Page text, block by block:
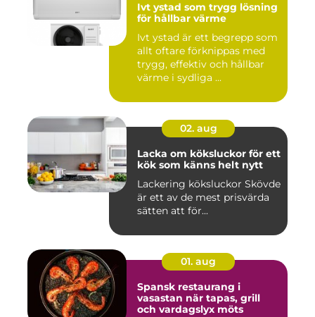
Ivt ystad som trygg lösning
för hållbar värme
Ivt ystad är ett begrepp som
allt oftare förknippas med
trygg, effektiv och hållbar
värme i sydliga ...
02. aug
Lacka om köksluckor för ett
kök som känns helt nytt
Lackering köksluckor Skövde
är ett av de mest prisvärda
sätten att för...
01. aug
Spansk restaurang i
vasastan när tapas, grill
och vardagslyx möts